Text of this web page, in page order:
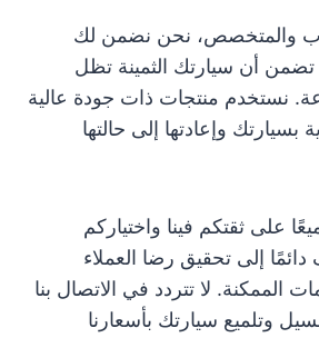
والمتخصص، نحن نضمن لك
أن سيارتك الثمينة تظل
نستخدم منتجات ذات جودة عالية
بسيارتك وإعادتها إلى حالتها
على ثقتكم فينا واختياركم
إلى تحقيق رضا العملاء
الممكنة. لا تتردد في الاتصال بنا
وتلميع سيارتك بأسعارنا